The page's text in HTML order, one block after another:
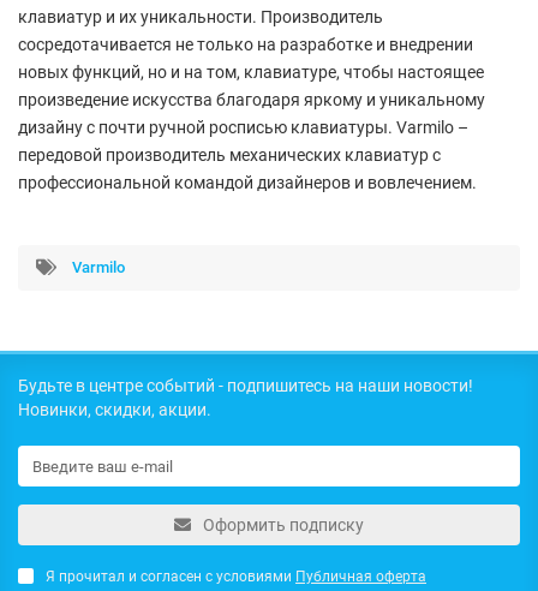
клавиатур и их уникальности. Производитель
сосредотачивается не только на разработке и внедрении
новых функций, но и на том, клавиатуре, чтобы настоящее
произведение искусства благодаря яркому и уникальному
дизайну с почти ручной росписью клавиатуры. Varmilo –
передовой производитель механических клавиатур с
профессиональной командой дизайнеров и вовлечением.
Varmilo
Будьте в центре событий - подпишитесь на наши новости!
Новинки, скидки, акции.
Оформить подписку
Я прочитал и согласен с условиями Публичная оферта